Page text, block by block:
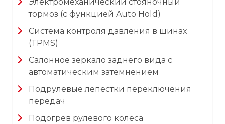
Электромеханический стояночный
тормоз (с функцией Auto Hold)
Система контроля давления в шинах
(TPMS)
Салонное зеркало заднего вида с
автоматическим затемнением
Подрулевые лепестки переключения
передач
Подогрев рулевого колеса